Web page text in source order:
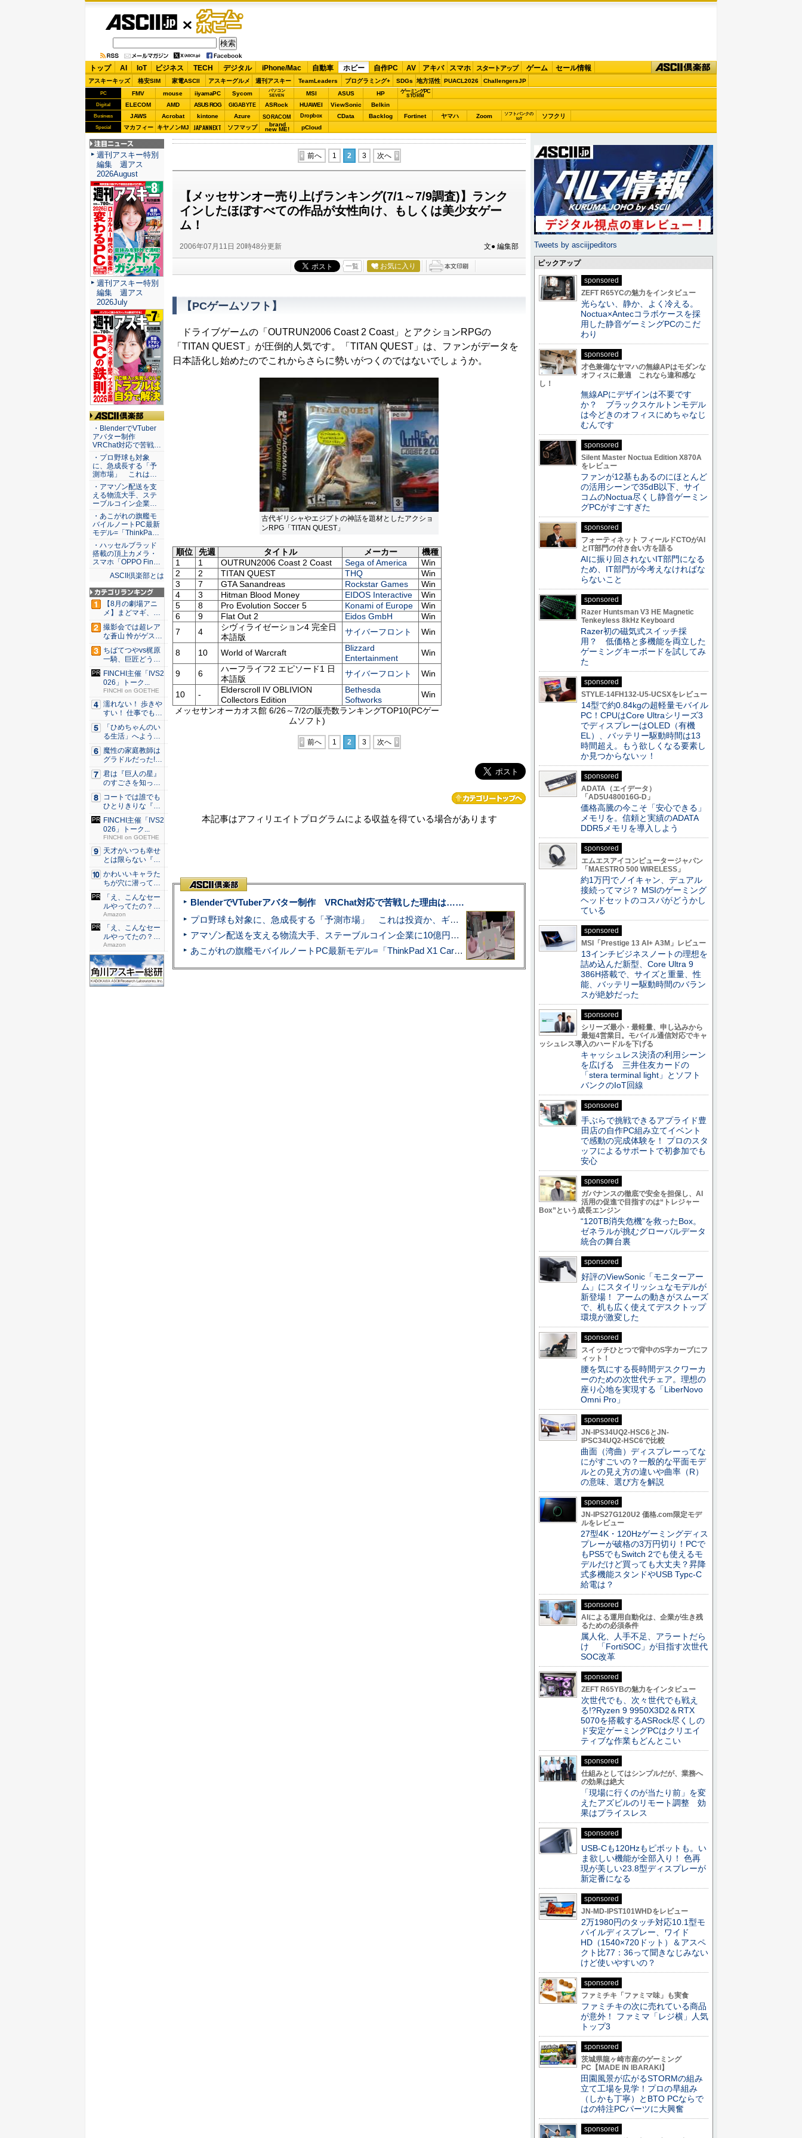
ゲーム・
ホビー
トップ AI IoT ビジネス TECH デジタル iPhone/Mac 自動車 ホビー 自作PC AV アキバ スマホ スタートアップ ゲーム セール情報
アスキーキッズ 格安SIM 家電ASCII アスキーグルメ 週刊アスキー TeamLeaders プログラミング+ SDGs 地方活性 PUACL2026 ChallengersJP
PC FMV mouse iiyamaPC Sycom
パソコン
SEVEN
MSI ASUS HP ゲーミングPC
STORM
Digital ELECOM AMD ASUS ROG GIGABYTE ASRock HUAWEI ViewSonic Belkin
Business JAWS Acrobat kintone Azure SORACOM Dropbox CData Backlog Fortinet ヤマハ Zoom
ソフトバンクの
IoT
ソフクリ
Special マカフィー キヤノンMJ JAPANNEXT ソフマップ brand
new ME! pCloud
前へ 1 2 3 次へ
【メッセサンオー売り上げランキング(7/1～7/9調査)】ランク
インしたほぼすべての作品が女性向け、もしくは美少女ゲー
ム！
2006年07月11日 20時48分更新 文● 編集部
一覧 お気に入り
【PCゲームソフト】
ドライブゲームの「OUTRUN2006 Coast 2 Coast」とアクションRPGの
「TITAN QUEST」が圧倒的人気です。「TITAN QUEST」は、ファンがデータを
日本語化し始めたのでこれからさらに勢いがつくのではないでしょうか。
古代ギリシャやエジプトの神話を題材としたアクショ
ンRPG「TITAN QUEST」
メッセサンオーカオス館 6/26～7/2の販売数ランキングTOP10(PCゲー
ムソフト)
順位 先週 タイトル メーカー
機種
1
1 OUTRUN2006 Coast 2 Coast Sega of America
Win
2
2 TITAN QUEST THQ
Win
3
7 GTA Sanandreas Rockstar Games
Win
4
3 Hitman Blood Money EIDOS Interactive
Win
5
8 Pro Evolution Soccer 5 Konami of Europe
Win
6
9 Flat Out 2 Eidos GmbH
Win
7
4
シヴィライゼーション4 完全日
本語版
サイバーフロント Win
8 10 World of Warcraft
Blizzard
Entertainment
Win
9 6
ハーフライフ2 エピソード1 日
本語版
サイバーフロント Win
10 -
Elderscroll IV OBLIVION
Collectors Edition
Bethesda
Softworks
Win
前へ 1 2 3 次へ
本記事はアフィリエイトプログラムによる収益を得ている場合があります
BlenderでVTuberアバター制作 VRChat対応で苦戦した理由は……
プロ野球も対象に、急成長する「予測市場」 これは投資か、ギャンブルか
アマゾン配送を支える物流大手、ステーブルコイン企業に10億円投資のワケ
あこがれの旗艦モバイルノートPC最新モデル=「ThinkPad X1 Carbon Gen 14 Aura Edition」実機レビュー
注目ニュース
週刊アスキー特別
編集 週アス
2026August
週刊アスキー特別
編集 週アス
2026July
ASCII倶楽部
・BlenderでVTuber
アバター制作
VRChat対応で苦戦…
・プロ野球も対象
に、急成長する「予
測市場」 これは…
・アマゾン配送を支
える物流大手、ステ
ーブルコイン企業…
・あこがれの旗艦モ
バイルノートPC最新
モデル=「ThinkPa…
・ハッセルブラッド
搭載の頂上カメラ・
スマホ「OPPO Fin…
ASCII倶楽部とは
【8月の劇場アニ
メ】まどマギ、13
年ぶり...
撮影会では超レア
な蒼山 怜がゲスト
登場！...
ちばてつやvs梶原
一騎、巨匠どうし
のガチ...
FINCHI主催「IVS2
026」トーク...
FINCHI on GOETHE
濡れない！ 歩きや
すい！ 仕事でも履
ける...
「ひめちゃんのい
る生活」へようこ
そ！ 「...
魔性の家庭教師は
グラドルだった!?
村雨...
君は『巨人の星』
のすごさを知って
いるか？...
コートでは誰でも
ひとりきりな『エ
ースをね...
FINCHI主催「IVS2
026」トーク...
FINCHI on GOETHE
天才がいつも幸せ
とは限らない『ダ
イヤモン...
かわいいキャラた
ちが穴に潜ってひ
どい目に...
「え、こんなセー
ルやってたの？」
80％O...
Amazon
「え、こんなセー
ルやってたの？」
80％O...
Amazon
Tweets by asciijpeditors
ピックアップ
sponsored
ZEFT R65YCの魅力をインタビュー
光らない、静か、よく冷える。
Noctua×Antecコラボケースを採
用した静音ゲーミングPCのこだ
わり
sponsored
才色兼備なヤマハの無線APはモダンな
オフィスに最適 これなら違和感な
し！
無線APにデザインは不要です
か？ ブラックスケルトンモデル
は今どきのオフィスにめちゃなじ
むんです
sponsored
Silent Master Noctua Edition X870A
をレビュー
ファンが12基もあるのにほとんど
の活用シーンで35dB以下、サイ
コムのNoctua尽くし静音ゲーミン
グPCがすごすぎた
sponsored
フォーティネット フィールドCTOがAI
とIT部門の付き合い方を語る
AIに振り回されないIT部門になる
ため、IT部門が今考えなければな
らないこと
sponsored
Razer Huntsman V3 HE Magnetic
Tenkeyless 8kHz Keyboard
Razer初の磁気式スイッチ採
用？ 低価格と多機能を両立した
ゲーミングキーボードを試してみ
た
sponsored
STYLE-14FH132-U5-UCSXをレビュー
14型で約0.84kgの超軽量モバイル
PC！CPUはCore Ultraシリーズ3
でディスプレーはOLED（有機
EL）、バッテリー駆動時間は13
時間超え。もう欲しくなる要素し
か見つからないッ！
sponsored
ADATA（エイデータ）
「AD5U480016G-D」
価格高騰の今こそ「安心できる」
メモリを。信頼と実績のADATA
DDR5メモリを導入しよう
sponsored
エムエスアイコンピュータージャパン
「MAESTRO 500 WIRELESS」
約1万円でノイキャン、デュアル
接続ってマジ？ MSIのゲーミング
ヘッドセットのコスパがどうかし
ている
sponsored
MSI「Prestige 13 AI+ A3M」レビュー
13インチビジネスノートの理想を
詰め込んだ新型、Core Ultra 9
386H搭載で、サイズと重量、性
能、バッテリー駆動時間のバラン
スが絶妙だった
sponsored
シリーズ最小・最軽量、申し込みから
最短4営業日。モバイル通信対応でキャ
ッシュレス導入のハードルを下げる
キャッシュレス決済の利用シーン
を広げる 三井住友カードの
「stera terminal light」とソフト
バンクのIoT回線
sponsored
手ぶらで挑戦できるアプライド豊
田店の自作PC組み立てイベント
で感動の完成体験を！ プロのスタ
ッフによるサポートで初参加でも
安心
sponsored
ガバナンスの徹底で安全を担保し、AI
活用の促進で目指すのは“トレジャー
Box”という成長エンジン
“120TB消失危機”を救ったBox。
ゼネラルが挑むグローバルデータ
統合の舞台裏
sponsored
好評のViewSonic「モニターアー
ム」にスタイリッシュなモデルが
新登場！ アームの動きがスムーズ
で、机も広く使えてデスクトップ
環境が激変した
sponsored
スイッチひとつで背中のS字カーブにフ
ィット！
腰を気にする長時間デスクワーカ
ーのための次世代チェア。理想の
座り心地を実現する「LiberNovo
Omni Pro」
sponsored
JN-IPS34UQ2-HSC6とJN-
IPSC34UQ2-HSC6で比較
曲面（湾曲）ディスプレーってな
にがすごいの？一般的な平面モデ
ルとの見え方の違いや曲率（R）
の意味、選び方を解説
sponsored
JN-IPS27G120U2 価格.com限定モデ
ルをレビュー
27型4K・120Hzゲーミングディス
プレーが破格の3万円切り！PCで
もPS5でもSwitch 2でも使えるモ
デルだけど買っても大丈夫？昇降
式多機能スタンドやUSB Typc-C
給電は？
sponsored
AIによる運用自動化は、企業が生き残
るための必須条件
属人化、人手不足、アラートだら
け 「FortiSOC」が目指す次世代
SOC改革
sponsored
ZEFT R65YBの魅力をインタビュー
次世代でも、次々世代でも戦え
る!?Ryzen 9 9950X3D2＆RTX
5070を搭載するASRock尽くしの
ド安定ゲーミングPCはクリエイ
ティブな作業もどんとこい
sponsored
仕組みとしてはシンプルだが、業務へ
の効果は絶大
「現場に行くのが当たり前」を変
えたアズビルのリモート調整 効
果はプライスレス
sponsored
USB-Cも120Hzもピボットも。い
ま欲しい機能が全部入り！ 色再
現が美しい23.8型ディスプレーが
新定番になる
sponsored
JN-MD-IPST101WHDをレビュー
2万1980円のタッチ対応10.1型モ
バイルディスプレー、ワイド
HD（1540×720ドット）＆アスペ
クト比77：36って聞きなじみない
けど使いやすいの？
sponsored
ファミチキ「ファミマ味」も実食
ファミチキの次に売れている商品
が意外！ ファミマ「レジ横」人気
トップ3
sponsored
茨城県龍ヶ崎市産のゲーミング
PC【MADE IN IBARAKI】
田園風景が広がるSTORMの組み
立て工場を見学！プロの早組み
（しかも丁寧）とBTO PCならで
はの特注PCパーツに大興奮
sponsored